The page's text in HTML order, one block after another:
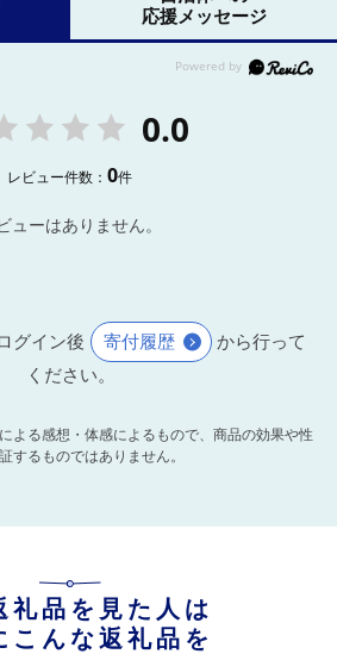
応援メッセージ
0.0
レビュー件数：0件
ューはありません。
グイン後 寄付履歴
から行って
ください。
よる感想・体感によるもので、商品の効果や性
するものではありません。
礼品を見た人は
こんな返礼品を